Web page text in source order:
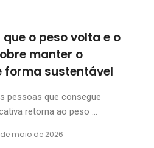
o peso volta e o
manter o
forma sustentável
pessoas que consegue
retorna ao peso ...
de maio de 2026